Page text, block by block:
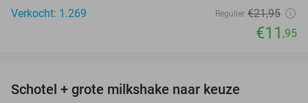
Verkocht: 1.269 Regulier €21,95
€11 ,95
Schotel + grote milkshake naar keuze